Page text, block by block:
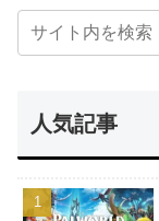
人気記事